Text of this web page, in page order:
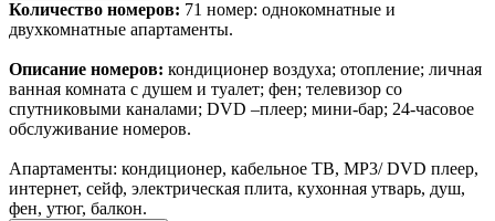
Количество номеров: 71 номер: однокомнатные и
двухкомнатные апартаменты.
Описание номеров: кондиционер воздуха; отопление; личная
ванная комната с душем и туалет; фен; телевизор со
спутниковыми каналами; DVD –плеер; мини-бар; 24-часовое
обслуживание номеров.
Апартаменты: кондиционер, кабельное ТВ, МР3/ DVD плеер,
интернет, сейф, электрическая плита, кухонная утварь, душ,
фен, утюг, балкон.